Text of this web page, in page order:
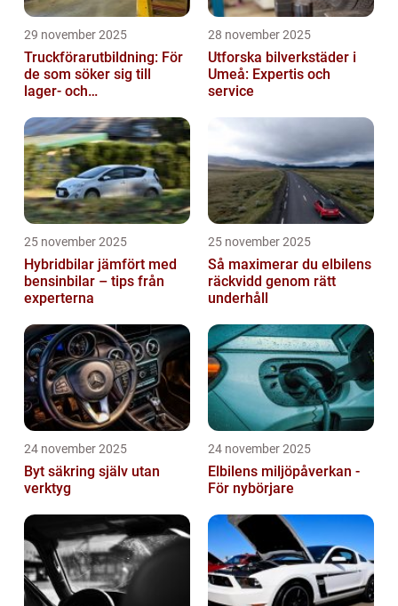
29 november 2025
Truckförarutbildning: För
de som söker sig till
lager- och
28 november 2025
Utforska bilverkstäder i
Umeå: Expertis och
service
25 november 2025
Hybridbilar jämfört med
bensinbilar – tips från
experterna
25 november 2025
Så maximerar du elbilens
räckvidd genom rätt
underhåll
24 november 2025
Byt säkring själv utan
verktyg
24 november 2025
Elbilens miljöpåverkan -
För nybörjare